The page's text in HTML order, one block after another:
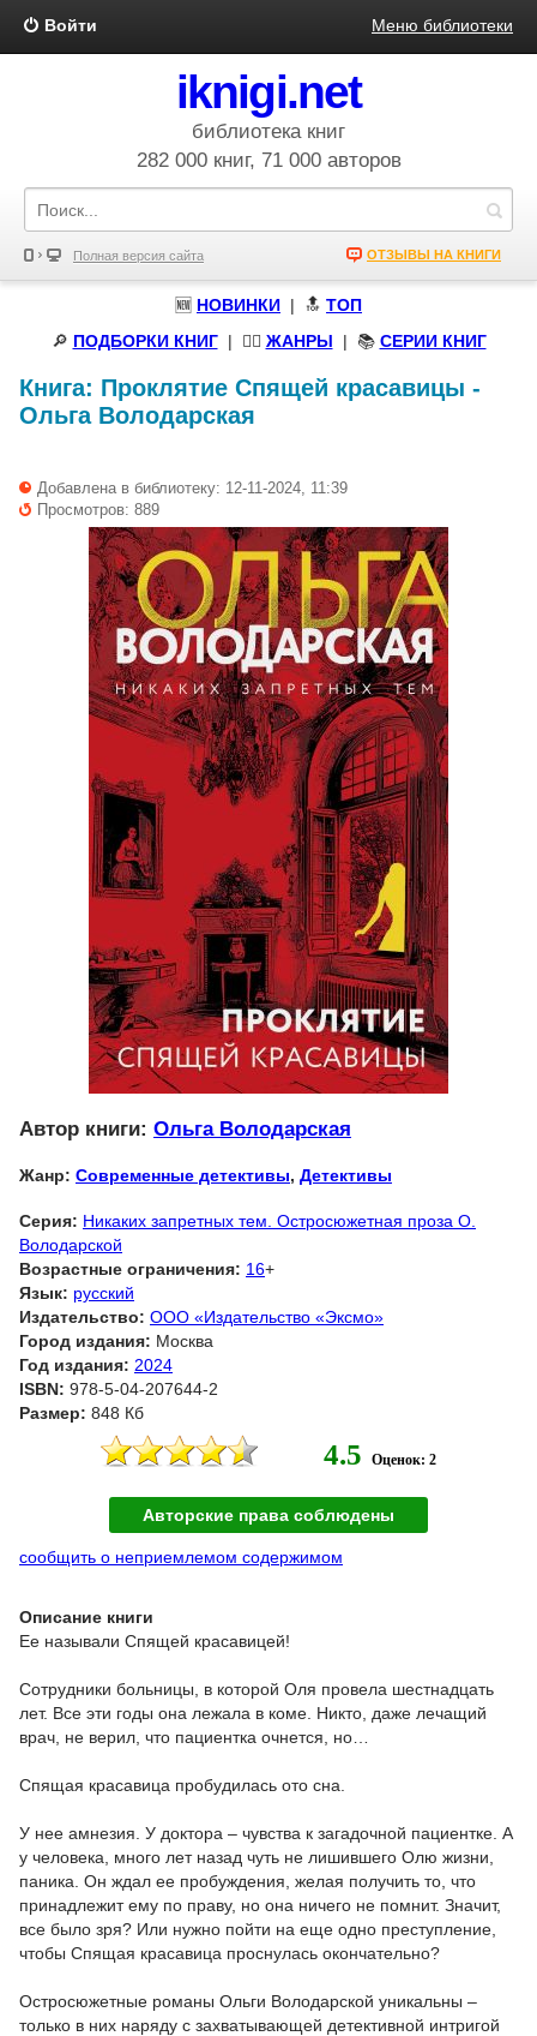
Войти Меню библиотеки
iknigi.net
библиотека книг
282 000 книг, 71 000 авторов
Полная версия сайта ОТЗЫВЫ НА КНИГИ
🆕 НОВИНКИ | 🔝 ТОП
🔎 ПОДБОРКИ КНИГ| 🧝‍♀️ ЖАНРЫ | 📚 СЕРИИ КНИГ
Книга: Проклятие Спящей красавицы -
Ольга Володарская
Добавлена в библиотеку: 12-11-2024, 11:39
Просмотров: 889
Автор книги: Ольга Володарская
Жанр: Современные детективы, Детективы
Серия: Никаких запретных тем. Остросюжетная проза О.
Володарской
Возрастные ограничения: 16+
Язык: русский
Издательство: ООО «Издательство «Эксмо»
Город издания: Москва
Год издания: 2024
ISBN: 978-5-04-207644-2
Размер: 848 Кб
4.5 Оценок: 2
Авторские права соблюдены
сообщить о неприемлемом содержимом
Описание книги
Ее называли Спящей красавицей!
Сотрудники больницы, в которой Оля провела шестнадцать
лет. Все эти годы она лежала в коме. Никто, даже лечащий
врач, не верил, что пациентка очнется, но…
Спящая красавица пробудилась ото сна.
У нее амнезия. У доктора – чувства к загадочной пациентке. А
у человека, много лет назад чуть не лишившего Олю жизни,
паника. Он ждал ее пробуждения, желая получить то, что
принадлежит ему по праву, но она ничего не помнит. Значит,
все было зря? Или нужно пойти на еще одно преступление,
чтобы Спящая красавица проснулась окончательно?
Остросюжетные романы Ольги Володарской уникальны –
только в них наряду с захватывающей детективной интригой